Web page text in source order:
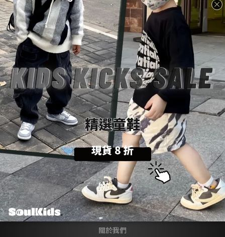
商品描述
送貨及付款
方式
顧客評價
商品描述
💡 購物前請詳閱：【SoulKids購物須知與條約】
💬 商品諮詢與建議：【聯繫官方@LINE客服】
About SoulKids
關於我們